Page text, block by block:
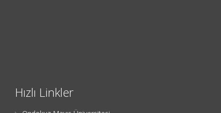
Hızlı Linkler